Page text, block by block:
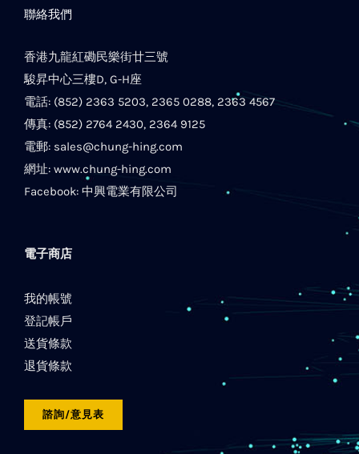
聯絡我們
香港九龍紅磡民樂街廿三號
駿昇中心三樓D, G-H座
電話: (852) 2363 5203, 2365 0288, 2363 4567
傳真: (852) 2764 2430, 2364 9125
電郵: sales@chung-hing.com
網址: www.chung-hing.com
Facebook: 中興電業有限公司
電子商店
我的帳號
登記帳戶
送貨條款
退貨條款
諮詢/意見表